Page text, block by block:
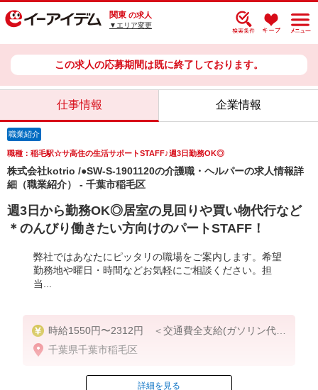
関東 の求人
▼エリア変更
この求人の応募期間は既に終了しております。
仕事情報 企業情報
職業紹介
職種：稲毛駅☆サ高住の生活サポートSTAFF♪週3日勤務OK◎
株式会社kotrio /●SW-S-1901120の介護職・ヘルパーの求人情報詳
細（職業紹介） - 千葉市稲毛区
週3日から勤務OK◎居室の見回りや買い物代行など
＊のんびり働きたい方向けのパートSTAFF！
弊社ではあなたにピッタリの職場をご案内します。希望
勤務地や曜日・時間などお気軽にご相談ください。担
当...
時給1550円〜2312円 ＜交通費全支給(ガソリン代含
む)＞
千葉県千葉市稲毛区
詳細を見る